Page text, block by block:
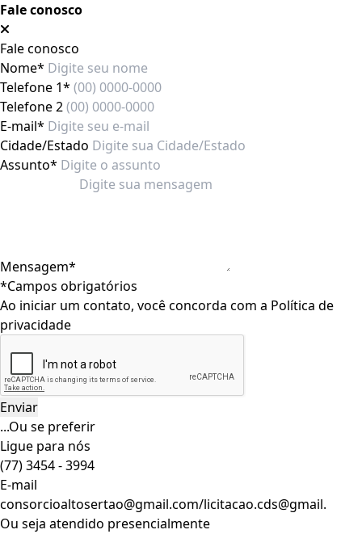
Fale conosco
Fale conosco
Nome*
Telefone 1*
Telefone 2
E-mail*
Cidade/Estado
Assunto*
Mensagem*
*Campos obrigatórios
Ao iniciar um contato, você concorda com a Política de
privacidade
...Ou se preferir
Ligue para nós
(77) 3454 - 3994
E-mail
consorcioaltosertao@gmail.com/licitacao.cds@gmail.
Ou seja atendido presencialmente